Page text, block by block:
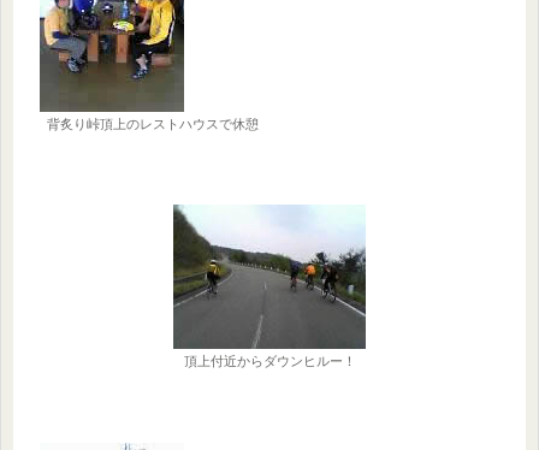
背炙り峠頂上のレストハウスで休憩
頂上付近からダウンヒルー！